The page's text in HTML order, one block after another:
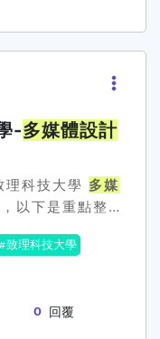
課程規劃緊扣業
動畫設計實驗
引進與業界同步
大尺寸多人多點
可接觸最先進的
實際的數位作
音特效，全面提
「學用合一」
產學合作版圖，
名企業建立緊密
務專案，學生不
實戰經驗。無論
計，或是投身創
-多媒體設計
理科技大學 多媒
以下是重點整
期待學生具
致理科技大學
0 回覆